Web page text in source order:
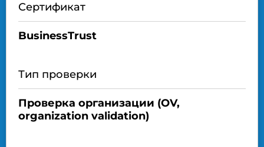
Сертификат
BusinessTrust
Тип проверки
Проверка организации (OV,
organization validation)